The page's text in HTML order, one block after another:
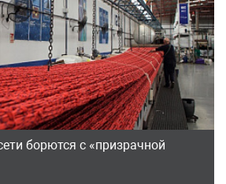
борются с «призрачной